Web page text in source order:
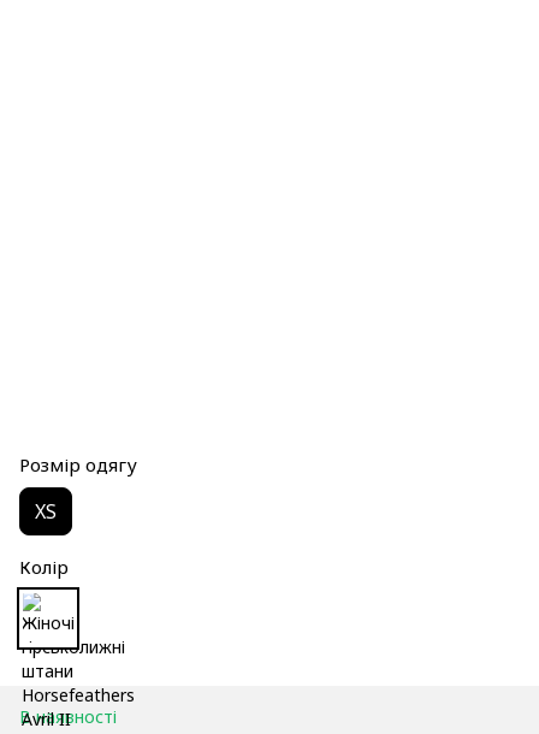
Розмір одягу
XS
Колір
В наявності